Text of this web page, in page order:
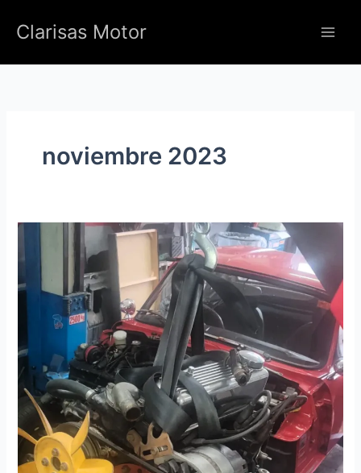
Clarisas Motor
noviembre 2023
Triumph